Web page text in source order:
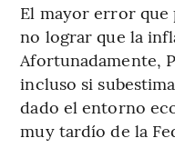
El mayor error que
no lograr que la
Afortunadamente,
incluso si
dado el entorno
muy tardío de la